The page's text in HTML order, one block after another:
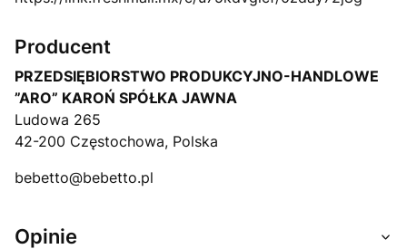
Producent
PRZEDSIĘBIORSTWO PRODUKCYJNO-HANDLOWE
”ARO” KAROŃ SPÓŁKA JAWNA
Ludowa 265
42-200 Częstochowa, Polska
bebetto@bebetto.pl
Opinie